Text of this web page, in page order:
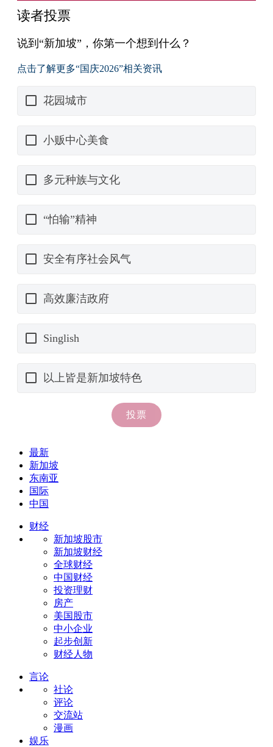
最新
新加坡
东南亚
国际
中国
财经
新加坡股市
新加坡财经
全球财经
中国财经
投资理财
房产
美国股市
中小企业
起步创新
财经人物
言论
社论
评论
交流站
漫画
娱乐